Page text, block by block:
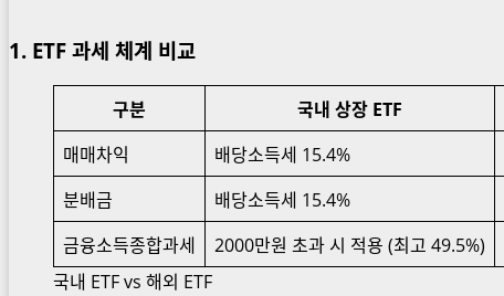
1. ETF 과세 체계 비교
구분 국내 상장 ETF
매매차익
배당소득세 15.4%
분배금
배당소득세 15.4%
금융소득종합과세
2000만원 초과 시 적용 (최고 49.5%)
국내 ETF vs 해외 ETF